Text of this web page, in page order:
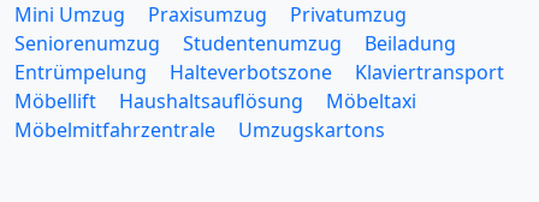
Mini Umzug
Praxisumzug
Privatumzug
Seniorenumzug
Studentenumzug
Beiladung
Entrümpelung
Halteverbotszone
Klaviertransport
Möbellift
Haushaltsauflösung
Möbeltaxi
Möbelmitfahrzentrale
Umzugskartons